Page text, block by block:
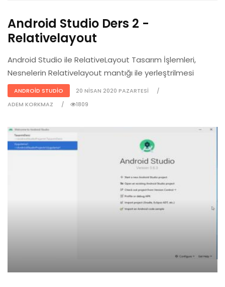
Android Studio Ders 2 -
Relativelayout
Android Studio ile RelativeLayout Tasarım İşlemleri,
Nesnelerin Relativelayout mantığı ile yerleştrilmesi
ANDROID STUDIO
20 NISAN 2020 PAZARTESI
ADEM KORKMAZ
1809